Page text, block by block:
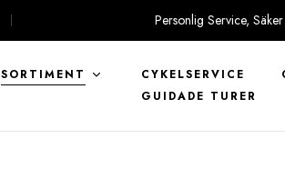
Personlig Service,
SORTIMENT CYKELSERVICE
GUIDADE TURER